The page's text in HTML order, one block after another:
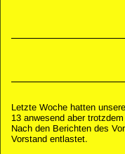
Letzte Woche hatten
13 anwesend aber
Nach den Berichten des
Vorstand entlastet.